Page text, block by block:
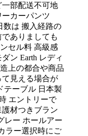
部配送不可地
カーパンツ
数は 搬入経路の
ありましても
セル料 高級感
ン Earth レディ
上の都合や商品
見える場合が
テーブル 日本製
エントリーで
材つきブラン
レー ホールアー
ラー選択時にご